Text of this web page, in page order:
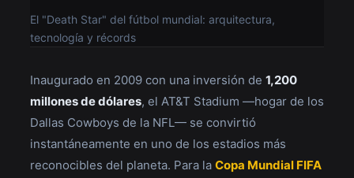
El "Death Star" del fútbol mundial: arquitectura,
tecnología y récords
Inaugurado en 2009 con una inversión de 1,200
millones de dólares, el AT&T Stadium —hogar de los
Dallas Cowboys de la NFL— se convirtió
instantáneamente en uno de los estadios más
reconocibles del planeta. Para la Copa Mundial FIFA